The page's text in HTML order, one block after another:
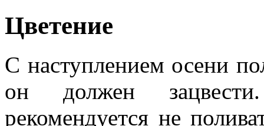
Цветение
С наступлением осени
он должен
рекомендуется не